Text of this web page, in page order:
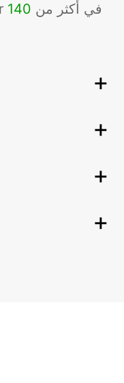
موقعًا لشركة Europcar في أكثر من 140